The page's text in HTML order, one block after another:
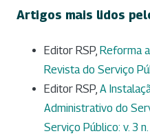
Artigos mais lidos
Editor RSP, Reforma
Revista do Serviço
Editor RSP, A
Administrativo do
Serviço Público: v. 3